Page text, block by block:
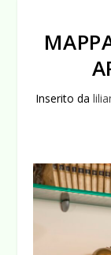
Inserito da